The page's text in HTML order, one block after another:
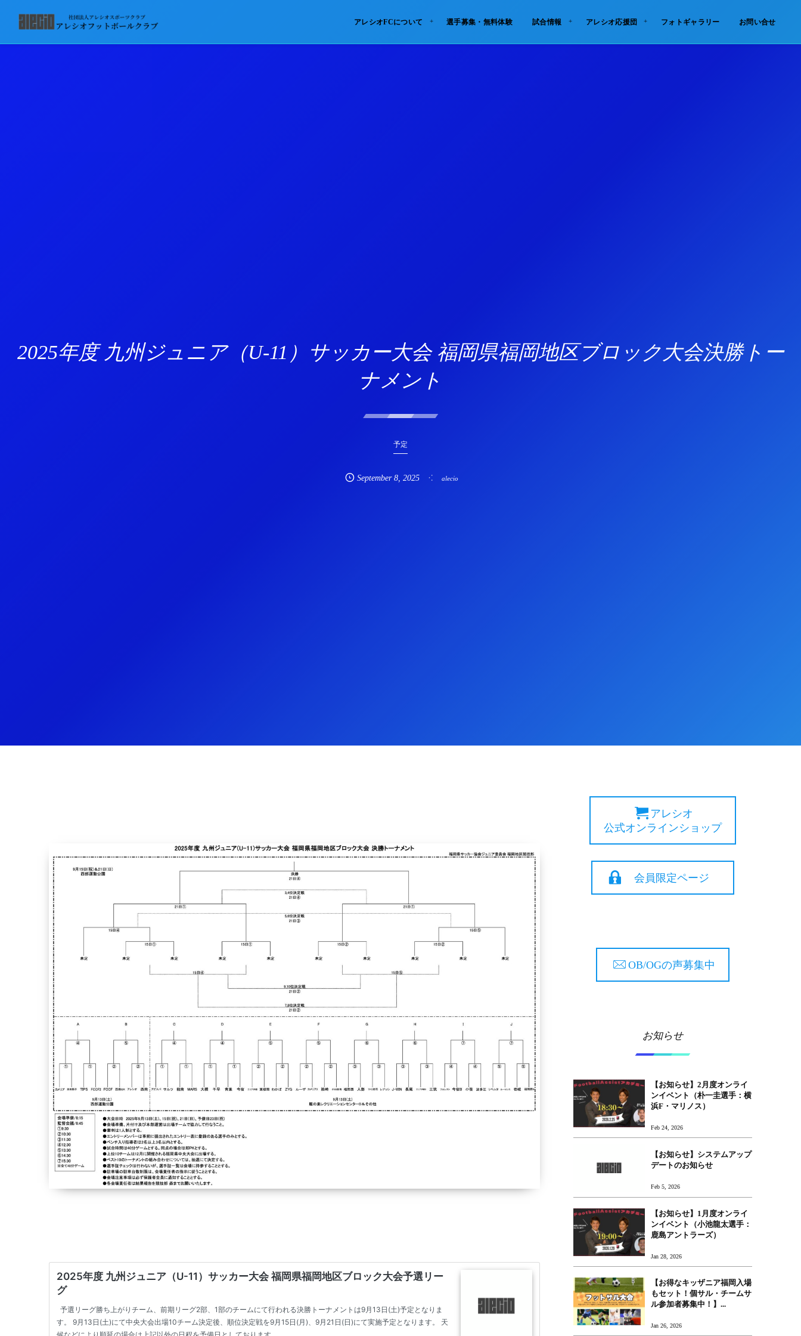
アレシオFCについて 選手募集・無料体験 試合情報 アレシオ応援団 フォトギャラリー お問い合せ
2025年度 九州ジュニア（U-11）サッカー大会 福岡県福岡地区ブロック大会決勝トー
ナメント
予定
September 8, 2025 alecio
アレシオ
公式オンラインショップ
会員限定ページ
OB/OGの声募集中
お知らせ
【お知らせ】2月度オンライ
ンイベント（朴一圭選手：横
浜F・マリノス）
Feb 24, 2026
【お知らせ】システムアップ
デートのお知らせ
Feb 5, 2026
【お知らせ】1月度オンライ
ンイベント（小池龍太選手：
鹿島アントラーズ）
Jan 28, 2026
【お得なキッザニア福岡入場
もセット！個サル・チームサ
ル参加者募集中！】...
Jan 26, 2026